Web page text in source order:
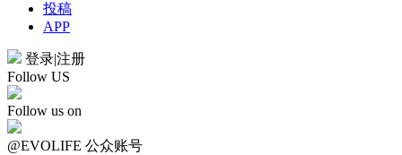
投稿
APP
登录|注册
Follow US
Follow us on
@EVOLIFE 公众账号